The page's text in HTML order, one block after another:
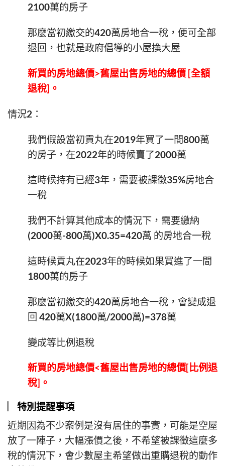
2100萬的房子
那麼當初繳交的420萬房地合一稅，便可全部
退回，也就是政府倡導的小屋換大屋
新買的房地總價>舊屋出售房地的總價 [全額
退稅]。
情況2：
我們假設當初貢丸在2019年買了一間800萬
的房子，在2022年的時候賣了2000萬
這時候持有已經3年，需要被課徵35%房地合
一稅
我們不計算其他成本的情況下，需要繳納
(2000萬-800萬)X0.35=420萬 的房地合一稅
這時候貢丸在2023年的時候如果買進了一間
1800萬的房子
那麼當初繳交的420萬房地合一稅，會變成退
回 420萬X(1800萬/2000萬)=378萬
變成等比例退稅
新買的房地總價<舊屋出售房地的總價[比例退
稅]。
︳特別提醒事項
近期因為不少案例是沒有居住的事實，可能是空屋
放了一陣子，大幅漲價之後，不希望被課徵這麼多
稅的情況下，會少數屋主希望做出重購退稅的動作